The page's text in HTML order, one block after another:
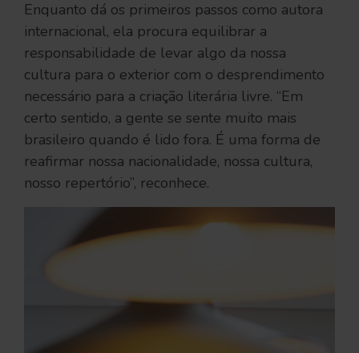
Enquanto dá os primeiros passos como autora
internacional, ela procura equilibrar a
responsabilidade de levar algo da nossa
cultura para o exterior com o desprendimento
necessário para a criação literária livre. “Em
certo sentido, a gente se sente muito mais
brasileiro quando é lido fora. É uma forma de
reafirmar nossa nacionalidade, nossa cultura,
nosso repertório”, reconhece.